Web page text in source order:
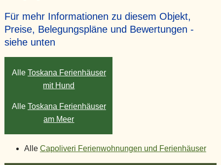
Für mehr Informationen zu diesem Objekt,
Preise, Belegungspläne und Bewertungen -
siehe unten
Alle Toskana Ferienhäuser
mit Hund
Alle Toskana Ferienhäuser
am Meer
Alle Capoliveri Ferienwohnungen und Ferienhäuser